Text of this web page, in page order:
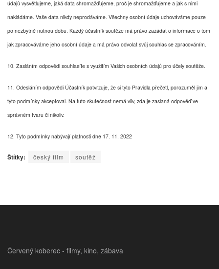
údajů vysvětlujeme, jaká data shromažďujeme, proč je shromažďujeme a jak s nimi
nakládáme. Vaše data nikdy neprodáváme. Všechny osobní údaje uchováváme pouze
po nezbytně nutnou dobu. Každý účastník soutěže má právo zažádat o informace o tom
jak zpracováváme jeho osobní údaje a má právo odvolat svůj souhlas se zpracováním.
10. Zasláním odpovědi souhlasíte s využitím Vašich osobních údajů pro účely soutěže.
11. Odesláním odpovědi Účastník potvrzuje, že si tyto Pravidla přečetl, porozuměl jim a
tyto podmínky akceptoval. Na tuto skutečnost nemá vliv, zda je zaslaná odpověď ve
správném tvaru či nikoliv.
12. Tyto podmínky nabývají platnosti dne 17. 11. 2022
Štítky: český film soutěž
Červený koberec - filmy, kino, zábava